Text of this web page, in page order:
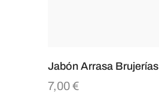
Jabón Arrasa Brujerías
7,00€